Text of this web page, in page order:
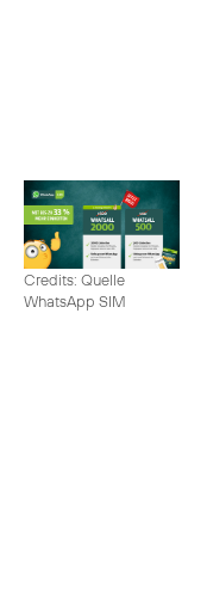
Credits: Quelle
WhatsApp SIM